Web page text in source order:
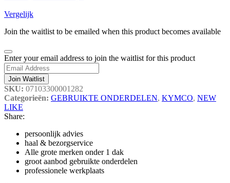
Vergelijk
Join the waitlist to be emailed when this product becomes available
Dismiss
notification
Enter your email address to join the waitlist for this product
Join Waitlist
SKU: 07103300001282
Categorieën: GEBRUIKTE ONDERDELEN, KYMCO, NEW
LIKE
Share:
persoonlijk advies
haal & bezorgservice
Alle grote merken onder 1 dak
groot aanbod gebruikte onderdelen
professionele werkplaats